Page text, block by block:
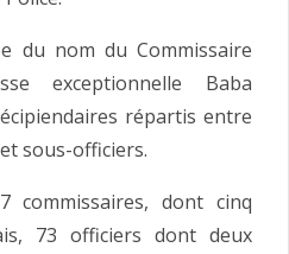
du nom du Commissaire
exceptionnelle Baba
répartis entre
sous-officiers.
commissaires, dont cinq
73 officiers dont deux